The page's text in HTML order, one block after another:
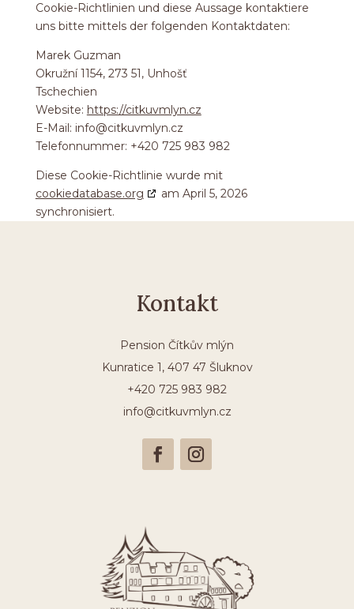
Cookie-Richtlinien und diese Aussage kontaktiere
uns bitte mittels der folgenden Kontaktdaten:
Marek Guzman
Okružní 1154, 273 51, Unhošť
Tschechien
Website: https://citkuvmlyn.cz
E-Mail: info@citkuvmlyn.cz
Telefonnummer: +420 725 983 982
Diese Cookie-Richtlinie wurde mit
cookiedatabase.org
am April 5, 2026
synchronisiert.
Kontakt
Pension Čítkův mlýn
Kunratice 1, 407 47 Šluknov
+420 725 983 982
info@citkuvmlyn.cz